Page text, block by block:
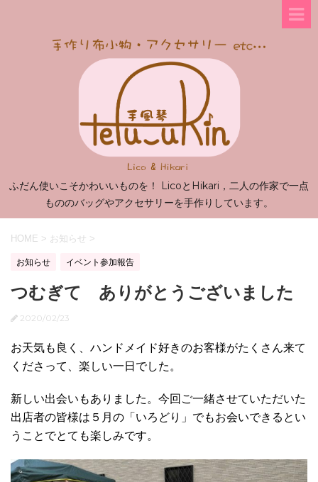
ふだん使いこそかわいいものを！ LicoとHikari，二人の作家で一点
もののバッグやアクセサリーを手作りしています。
HOME > お知らせ >
お知らせ イベント参加報告
つむぎて ありがとうございました
2020/02/23
お天気も良く、ハンドメイド好きのお客様がたくさん来て
くださって、楽しい一日でした。
新しい出会いもありました。今回ご一緒させていただいた
出店者の皆様は５月の「いろどり」でもお会いできるとい
うことでとても楽しみです。